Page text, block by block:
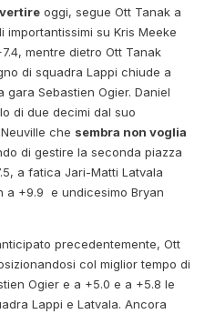
oggi, segue Ott Tanak a
importantissimi su Kris Meeke
mentre dietro Ott Tanak
di squadra Lappi chiude a
gara Sebastien Ogier. Daniel
di due decimi dal suo
che sembra non voglia
di gestire la seconda piazza
a fatica Jari-Matti Latvala
a +9.9 e undicesimo Bryan
precedentemente, Ott
col miglior tempo di
Ogier e a +5.0 e a +5.8 le
Lappi e Latvala. Ancora